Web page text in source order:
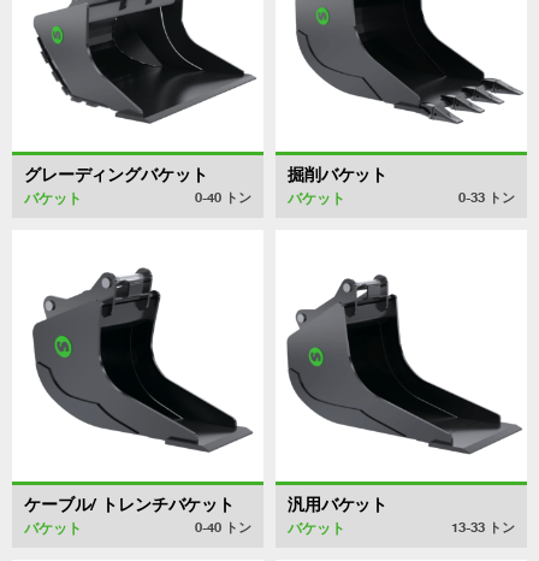
グレーディングバケット
バケット 0-40 トン
掘削バケット
バケット 0-33 トン
ケーブル/ トレンチバケット
バケット 0-40 トン
汎用バケット
バケット 13-33 トン